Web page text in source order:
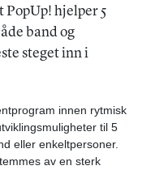
PopUp! hjelper 5
band og
steget inn i
innen rytmisk
til 5
eller enkeltpersoner.
av en sterk